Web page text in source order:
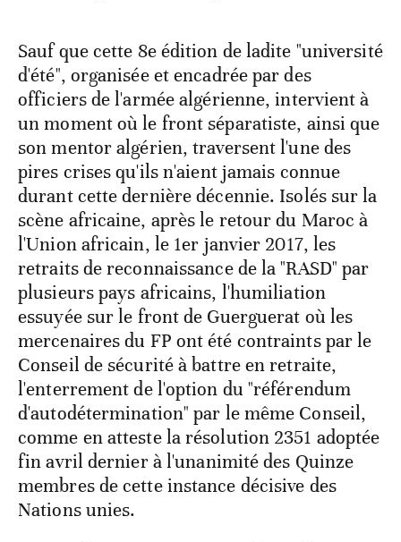
Sauf que cette 8e édition de ladite "université
d'été", organisée et encadrée par des
officiers de l'armée algérienne, intervient à
un moment où le front séparatiste, ainsi que
son mentor algérien, traversent l'une des
pires crises qu'ils n'aient jamais connue
durant cette dernière décennie. Isolés sur la
scène africaine, après le retour du Maroc à
l'Union africain, le 1er janvier 2017, les
retraits de reconnaissance de la "RASD" par
plusieurs pays africains, l'humiliation
essuyée sur le front de Guerguerat où les
mercenaires du FP ont été contraints par le
Conseil de sécurité à battre en retraite,
l'enterrement de l'option du "référendum
d'autodétermination" par le même Conseil,
comme en atteste la résolution 2351 adoptée
fin avril dernier à l'unanimité des Quinze
membres de cette instance décisive des
Nations unies.